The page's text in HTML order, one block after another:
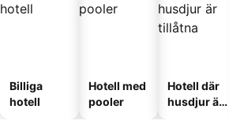
Billiga
hotell
Hotell med
pooler
Hotell där
husdjur är